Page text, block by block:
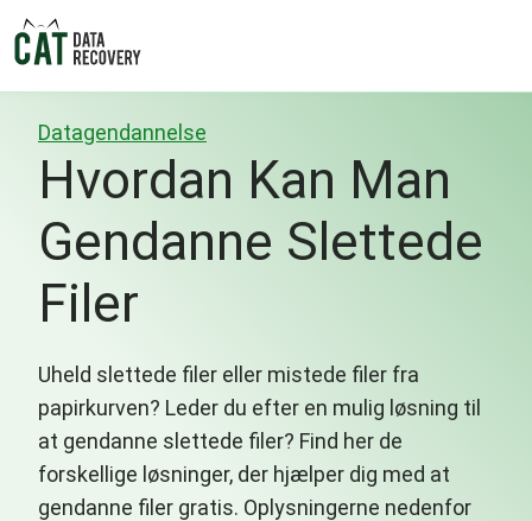
Datagendannelse
Hvordan Kan Man
Gendanne Slettede
Filer
Uheld slettede filer eller mistede filer fra
papirkurven? Leder du efter en mulig løsning til
at gendanne slettede filer? Find her de
forskellige løsninger, der hjælper dig med at
gendanne filer gratis. Oplysningerne nedenfor